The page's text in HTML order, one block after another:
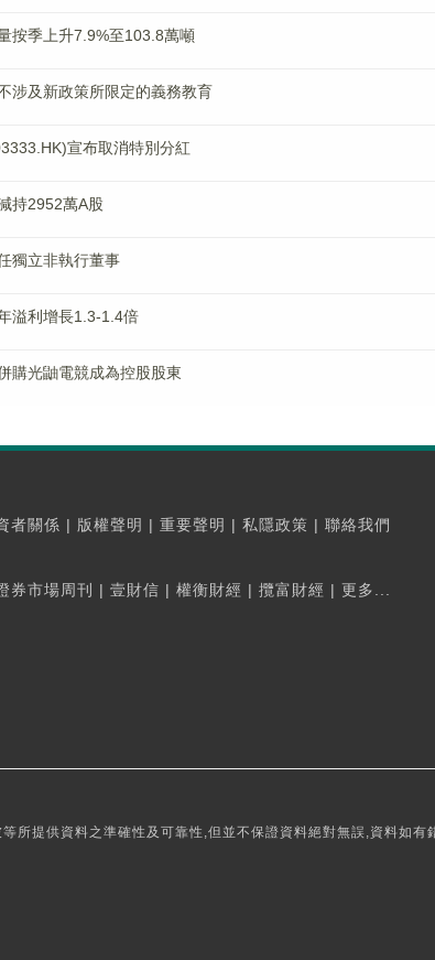
按季上升7.9%至103.8萬噸
涉及新政策所限定的義務教育
宣布取消特別分紅
持2952萬A股
獨立非執行董事
溢利增長1.3-1.4倍
購光鼬電競成為控股股東
者關係 | 版權聲明 | 重要聲明 | 私隱政策 | 聯絡我們
券市場周刊 | 壹財信 | 權衡財經 | 攬富財經 | 更多...
所提供資料之準確性及可靠性,但並不保證資料絕對無誤,資料如有